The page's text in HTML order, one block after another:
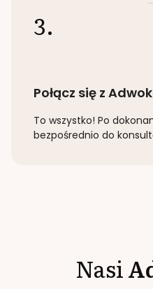
3.
Połącz się z
To wszystko! Po
bezpośrednio do
Nasi